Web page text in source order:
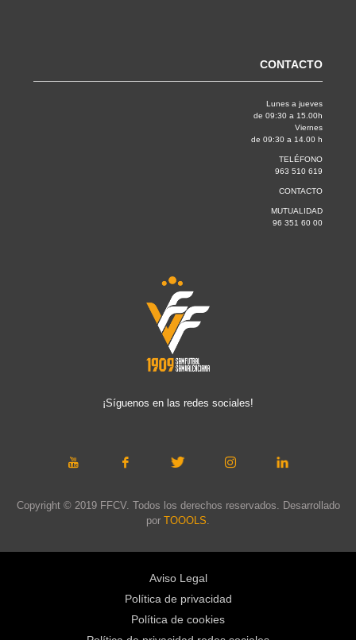
CONTACTO
Lunes a jueves
de 09:30 a 15.00h
Viernes
de 09:30 a 14.00 h
TELÉFONO
963 510 619
CONTACTO
MUTUALIDAD
96 351 60 00
¡Síguenos en las redes sociales!
Copyright © 2019 FFCV. Todos los derechos reservados. Desarrollado
por TOOOLS
Aviso Legal
Política de privacidad
Política de cookies